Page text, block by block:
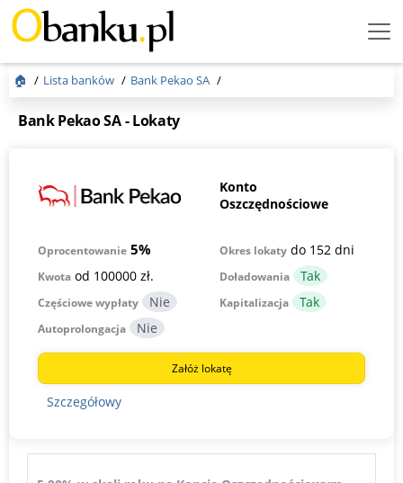
Menu
🏠 Lista banków Bank Pekao SA
Bank Pekao SA - Lokaty
Konto
Oszczędnościowe
Oprocentowanie 5% Okres lokaty do 152 dni
Kwota od 100000 zł.
Doładowania
Częściowe wypłaty
Kapitalizacja
Autoprolongacja
Załóż lokatę
Szczegółowy